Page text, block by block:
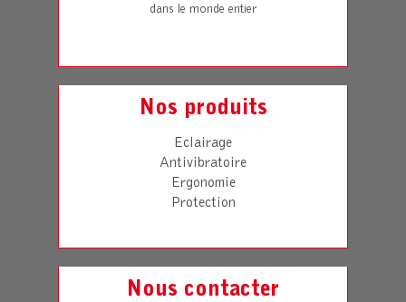
dans le monde entier
Nos produits
Eclairage
Antivibratoire
Ergonomie
Protection
Nous contacter